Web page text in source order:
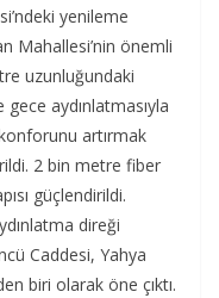
yenileme
Mahallesi’nin önemli
uzunluğundaki
gece aydınlatmasıyla
artırmak
2 bin metre fiber
güçlendirildi.
direği
Caddesi, Yahya
biri olarak öne çıktı.